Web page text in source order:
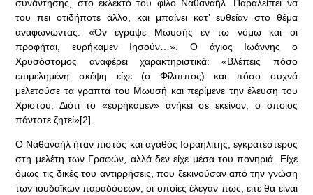
συνάντησης, στο εκλεκτό του φίλο Ναθαναήλ. Παραλείπει να
του πει οτιδήποτε άλλο, και μπαίνει κατ’ ευθείαν στο θέμα
αναφωνώντας: «Όν έγραψε Μωυσής εν τω νόμω και οι
προφήται, ευρήκαμεν Ιησούν…». Ο άγιος Ιωάννης ο
Χρυσόστομος αναφέρει χαρακτηριστικά: «Βλέπεις πόσο
επιμελημένη σκέψη είχε (ο Φίλιππος) και πόσο συχνά
μελετούσε τα γραπτά του Μωυσή και περίμενε την έλευση του
Χριστού; Διότι το «ευρήκαμεν» ανήκει σε εκείνον, ο οποίος
πάντοτε ζητεί»[2].
Ο Ναθαναήλ ήταν πιστός και αγαθός Ισραηλίτης, εγκρατέστερος
στη μελέτη των Γραφών, αλλά δεν είχε μέσα του πονηριά. Είχε
όμως τις δικές του αντιρρήσεις, που ξεκινούσαν από την γνώση
των ιουδαϊκών παραδόσεων, οι οποίες έλεγαν πως, είτε θα είναι